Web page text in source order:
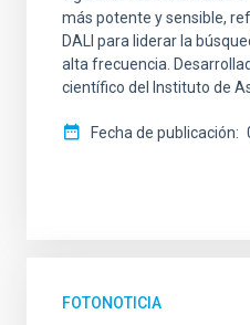
más potente y sensible,
DALI para liderar la
alta frecuencia.
científico del Instituto de
Fecha de publicación
FOTONOTICIA